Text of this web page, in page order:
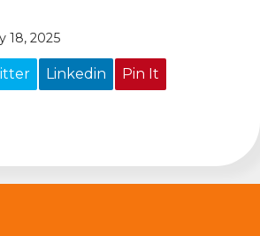
18, 2025
Linkedin Pin It